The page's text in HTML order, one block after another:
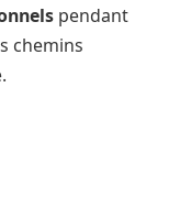
pendant
chemins